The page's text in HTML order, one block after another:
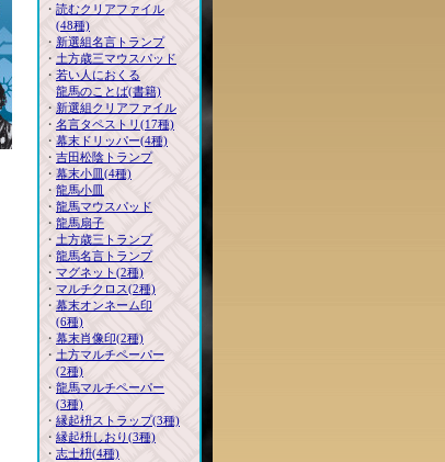
・ 読むクリアファイル
(48種)
・ 新選組名言トランプ
・ 土方歳三マウスパッド
・ 若い人におくる
龍馬のことば(書籍)
・ 新選組クリアファイル
・ 名言タペストリ(17種)
・ 幕末ドリッパー(4種)
・ 吉田松陰トランプ
・ 幕末小皿(4種)
・ 龍馬小皿
・ 龍馬マウスパッド
・ 龍馬扇子
・ 土方歳三トランプ
・ 龍馬名言トランプ
・ マグネット(2種)
・ マルチクロス(2種)
・ 幕末オンネーム印
(6種)
・ 幕末肖像印(2種)
・ 土方マルチペーパー
(2種)
・ 龍馬マルチペーパー
(3種)
・ 縁起枡ストラップ(3種)
・ 縁起枡しおり(3種)
・ 志士枡(4種)